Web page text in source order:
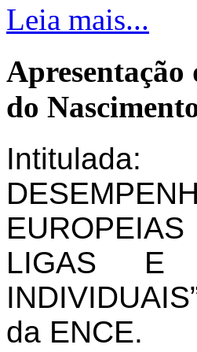
Leia mais...
do
Intitulada:
LIGAS E
da ENCE.